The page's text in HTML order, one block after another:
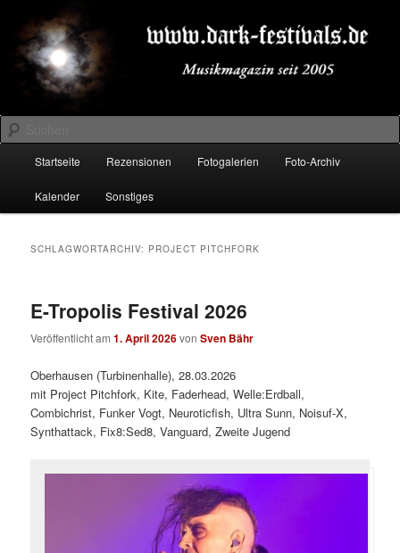
primären
Inhalt
springen
sekundären
Inhalt
springenDARK-FESTIVALS.DE
Suchen
Startseite Rezensionen Fotogalerien Foto-Archiv
Kalender Sonstiges
SCHLAGWORTARCHIV: PROJECT PITCHFORK
E-Tropolis Festival 2026
Veröffentlicht am1. April 2026vonSven Bähr
Oberhausen (Turbinenhalle), 28.03.2026
mit Project Pitchfork, Kite, Faderhead, Welle:Erdball,
Combichrist, Funker Vogt, Neuroticfish, Ultra Sunn, Noisuf-X,
Synthattack, Fix8:Sed8, Vanguard, Zweite Jugend